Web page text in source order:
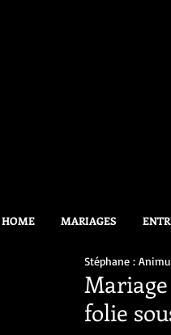
HOME MARIAGES
folie
Stéphane :